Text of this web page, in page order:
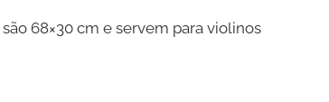
68×30 cm e servem para violinos